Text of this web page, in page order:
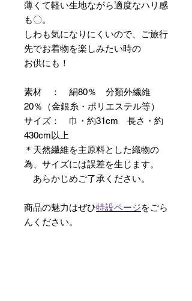
薄くて軽い生地ながら適度なハリ感
も〇。
しわも気になりにくいので、ご旅行
先でお着物を楽しみたい時の
お供にも！
素材 ： 絹80％ 分類外繊維
20％（金銀糸・ポリエステル等）
サイズ： 巾・約31cm 長さ・約
430cm以上
＊天然繊維を主原料とした織物の
為、サイズには誤差を生じます。
あらかじめご了承ください。
商品の魅力はぜひ特設ページをごら
んください。